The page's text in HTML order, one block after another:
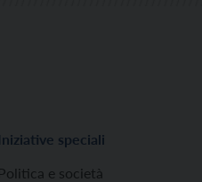
Iniziative speciali
Politica e società